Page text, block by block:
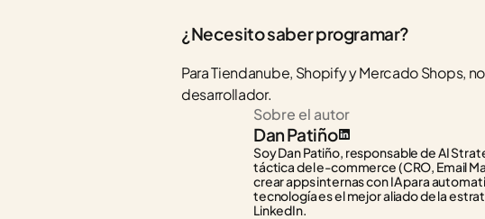
¿Necesito saber programar?
Para Tiendanube, Shopify y Mercado Shops,
desarrollador.
Sobre el autor
Dan Patiño
Soy Dan Patiño, responsable de AI
táctica del e-commerce (CRO, Email
crear apps internas con IA para
tecnología es el mejor aliado de la
LinkedIn.